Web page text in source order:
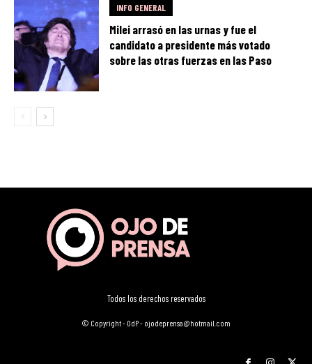
INFO GENERAL
Milei arrasó en las urnas y fue el
candidato a presidente más votado
sobre las otras fuerzas en las Paso
Todos los derechos reservados
© Copyright - OdP - ojodeprensa@hotmail.com